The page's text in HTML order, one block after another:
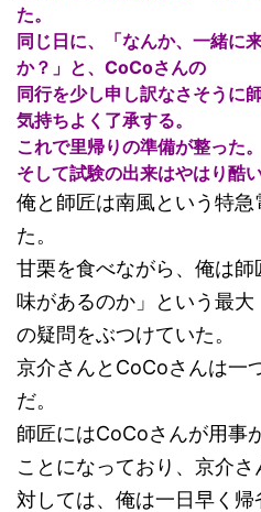
た。
同じ日に、「なんか、一緒に
か？」と、CoCoさんの
同行を少し申し訳なさそうに
気持ちよく了承する。
これで里帰りの準備が整った。
そして試験の出来はやはり酷
俺と師匠は南風という特
た。
甘栗を食べながら、俺は
味があるのか」という最大
の疑問をぶつけていた。
京介さんとCoCoさんは一
だ。
師匠にはCoCoさんが用事
ことになっており、京介さ
対しては、俺は一日早く